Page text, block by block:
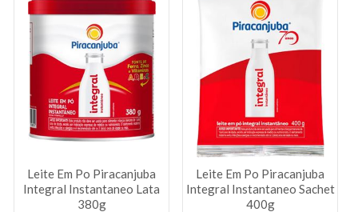
Leite Em Po Piracanjuba
Integral Instantaneo Lata
380g
Leite Em Po Piracanjuba
Integral Instantaneo Sachet
400g